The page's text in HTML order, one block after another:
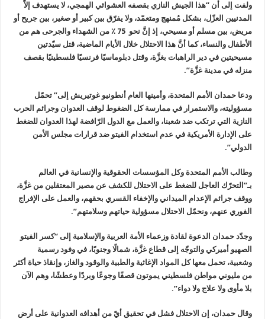
ولفت إلى أن “هذا الجيش النازي بقصفه العشوائي الهمجي، لا يستهدف إلاّ
المدنيين العزّل، بشكل مُمنهج ومتعمّد، ولا يفرّق بين كبير أو صغير، بين جريح أو
مريض، بين مسلم أو مسيحي، إذ إنَّ نحو 75 ٪ من الشهداء والجرحى هم من
الأطفال والنساء، كما أنَّ هذا الاحتلال خلال الأيام الماضية، قتل سيّدتين
مسيحيتين في دير الراهبات بغزَّة، وقتل دبلوماسيًا فرنسيًا فلسطينيًا بقصف
منزله في مدينة غزَّة”.
ودعا حمدان الأمم المتحدة، وأمينها العام أنطونيو غوتيريش إلى” تحمّل
مسؤوليته، والاستمرار في ممارسة كل الضغوط لوقف العدوان وجرائم الحرب
النازية التي ترتكب ضد شعبنا، والعمل مع الدول الرّافضة لهذا العدوان للضغط
على الإدارة الأمريكية في عدم استخدام الفيتو ضد قرارات مجلس الأمن
الدولي”.
وطالب الأمم المتحدة وكل المؤسسات الحقوقية والإنسانية في العالم
بـ”التحرّك العاجل للضغط على الاحتلال للكشف عن مصير المعتقلين من غزَّة،
ووقف جرائم الإعدام الميداني والإخفاء القسري بحقهم، والعمل على الإفراج
الفوري عنهم، ونحمّل الاحتلال مسؤولية حياتهم وسلامتهم”.
وجدّد حمدان الدعوة لقادة وزعماء الأمة العربية والإسلامية إلى “كسر الفيتو
الصهيو أميركي والتوجّه إلى قطاع غزَّة، شمالًا وجنوبًا، في وفود رسمية
وشعبية، تحمل معها كل المواد الإغاثية والطبية والوقود والغاز، وإنقاذ حياة أكثر
من مليوني مواطن فلسطيني يموتون قصفًا وجوعًا وبردًا وعطشًا، وهم الآن
بلا مأوى ولا علاج ولا دواء”.
‏وقال حمدان، إن الاحتلال فشل في تحقيق أيّ من أهدافه العدوانية على أرض